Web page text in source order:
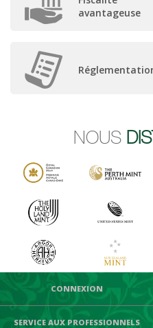
avantageuse
NOUS
CONNEXION
SERVICE AUX PROFESSIONNELS